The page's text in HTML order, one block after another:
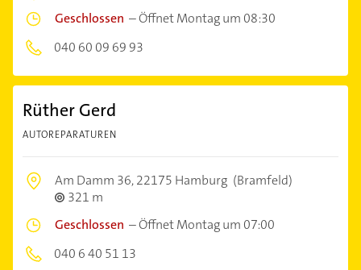
Geschlossen –Öffnet Montag um 08:30
040 60 09 69 93
Rüther Gerd
AUTOREPARATUREN
Am Damm 36,22175 Hamburg (Bramfeld)
321 m
Geschlossen –Öffnet Montag um 07:00
040 6 40 51 13